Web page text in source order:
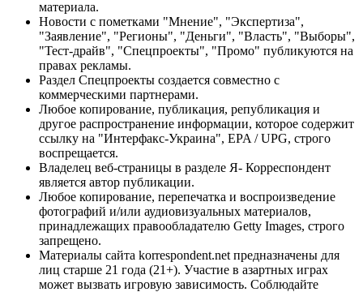
материала.
Новости с пометками "Мнение", "Экспертиза",
"Заявление", "Регионы", "Деньги", "Власть", "Выборы",
"Тест-драйв", "Спецпроекты", "Промо" публикуются на
правах рекламы.
Раздел Спецпроекты создается совместно с
коммерческими партнерами.
Любое копирование, публикация, републикация и
другое распространение информации, которое содержит
ссылку на "Интерфакс-Украина", EPA / UPG, строго
воспрещается.
Владелец веб-страницы в разделе Я- Корреспондент
является автор публикации.
Любое копирование, перепечатка и воспроизведение
фотографий и/или аудиовизуальных материалов,
принадлежащих правообладателю Getty Images, строго
запрещено.
Материалы сайта korrespondent.net предназначены для
лиц старше 21 года (21+). Участие в азартных играх
может вызвать игровую зависимость. Соблюдайте